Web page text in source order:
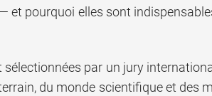
et pourquoi elles sont
sélectionnées par un jury
du monde scientifique et des